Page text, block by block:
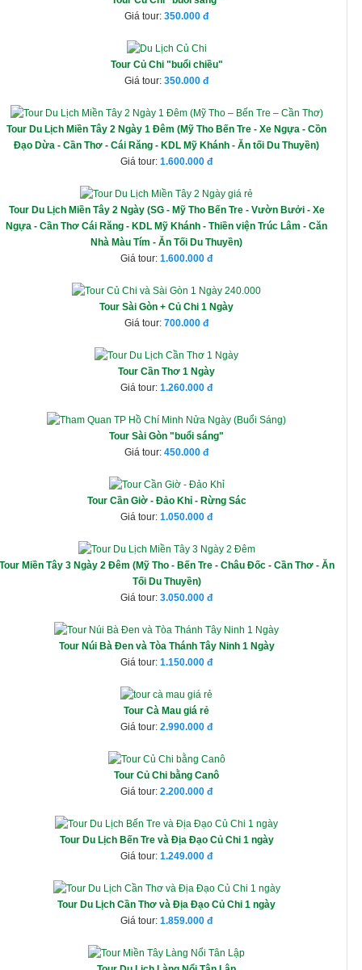
Giá tour: 350.000
Tour Củ Chi "buổi chiều"
Giá tour: 350.000
Tour Du Lịch Miền Tây 2 Ngày 1 Đêm (Mỹ Tho Bến Tre - Xe Ngựa - Cồn
Đạo Dừa - Cần Thơ - Cái Răng - KDL Mỹ Khánh - Ăn tối Du Thuyền)
Giá tour: 1.600.000
Tour Du Lịch Miền Tây 2 Ngày (SG - Mỹ Tho Bến Tre - Vườn Bưởi - Xe
Ngựa - Cần Thơ Cái Răng - KDL Mỹ Khánh - Thiền viện Trúc Lâm - Căn
Nhà Màu Tím - Ăn Tối Du Thuyền)
Giá tour: 1.600.000
Tour Sài Gòn + Củ Chi 1 Ngày
Giá tour: 700.000
Tour Cần Thơ 1 Ngày
Giá tour: 1.260.000
Tour Sài Gòn "buổi sáng"
Giá tour: 450.000
Tour Cần Giờ - Đảo Khỉ - Rừng Sác
Giá tour: 1.050.000
Miền Tây 3 Ngày 2 Đêm (Mỹ Tho - Bến Tre - Châu Đốc - Cần Thơ - Ăn
Tối Du Thuyền)
Giá tour: 3.050.000
Tour Núi Bà Đen và Tòa Thánh Tây Ninh 1 Ngày
Giá tour: 1.150.000
Tour Cà Mau giá rẻ
Giá tour: 2.990.000
Tour Củ Chi bằng Canô
Giá tour: 2.200.000
Tour Du Lịch Bến Tre và Địa Đạo Củ Chi 1 ngày
Giá tour: 1.249.000
Tour Du Lịch Cần Thơ và Địa Đạo Củ Chi 1 ngày
Giá tour: 1.859.000